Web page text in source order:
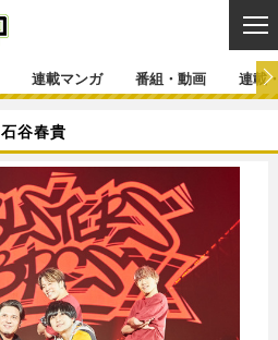
アニメ
マンガ
音楽
イベント
カバー
レポート
連載一覧
ラジオ
連載マンガ 番組・動画 連載
石谷春貴